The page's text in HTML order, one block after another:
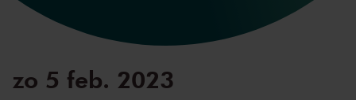
zo 5 feb. 2023